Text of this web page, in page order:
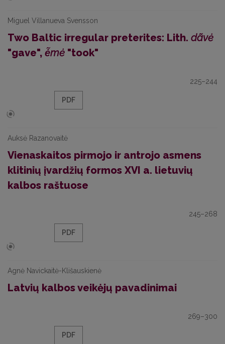
Miguel Villanueva Svensson
Two Baltic irregular preterites: Lith. dãvė
"gave", ė̃mė "took"
225–244
PDF
Auksė Razanovaitė
Vienaskaitos pirmojo ir antrojo asmens
klitinių įvardžių formos XVI a. lietuvių
kalbos raštuose
245–268
PDF
Agnė Navickaitė-Klišauskienė
Latvių kalbos veikėjų pavadinimai
269–300
PDF